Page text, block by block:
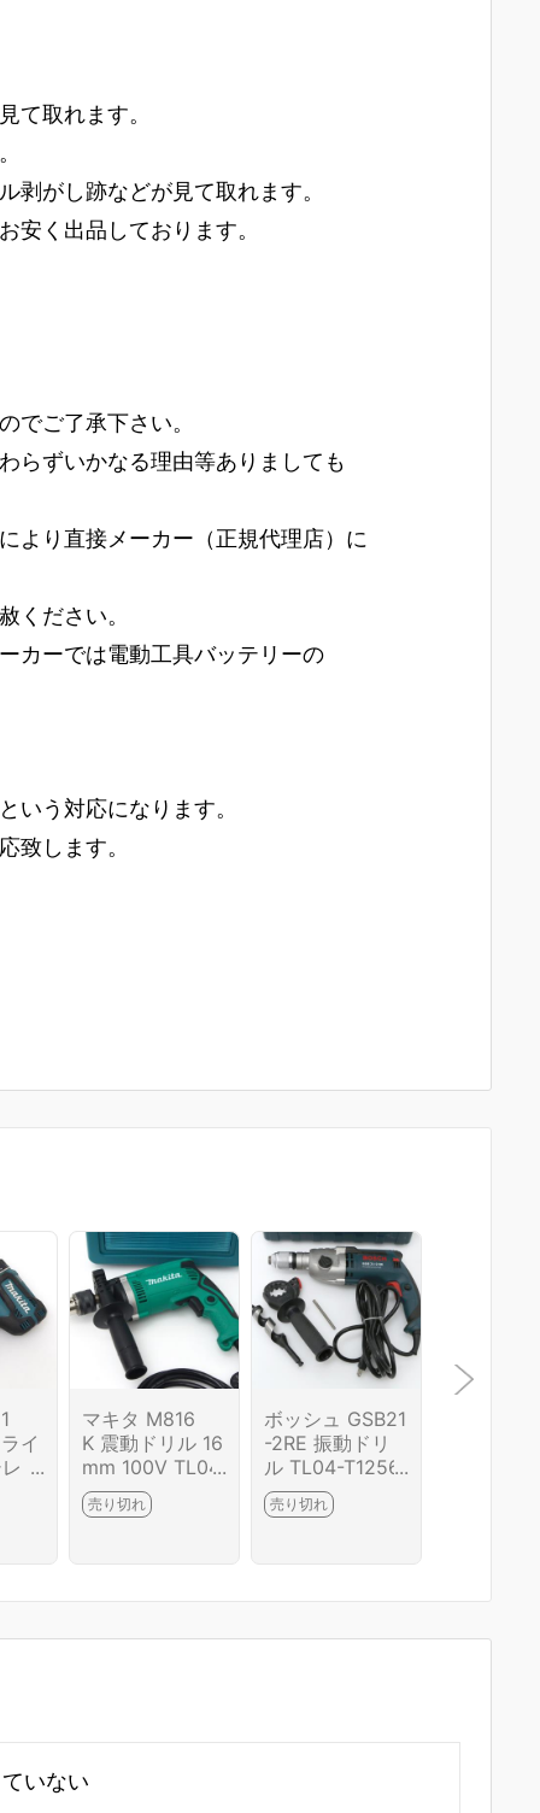
て取れます。
剥がし跡などが見て取れます。
安く出品しております。
でご了承下さい。
らずいかなる理由等ありましても
より直接メーカー（正規代理店）に
ください。
カーでは電動工具バッテリーの
いう対応になります。
致します。
イ
マキタ M816
K 震動ドリル 16
mm 100V TL04
-H4020-2I8
売り切れ
ボッシュ GSB21
-2RE 振動ドリ
ル TL04-T1256-
2I6
売り切れ
いない